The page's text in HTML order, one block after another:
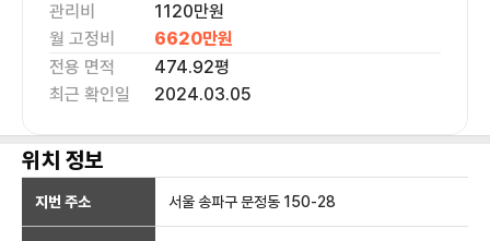
관리비
1120만원
월 고정비
6620만원
전용 면적
474.92평
최근 확인일
2024.03.05
위치 정보
지번 주소 서울 송파구 문정동 150-28